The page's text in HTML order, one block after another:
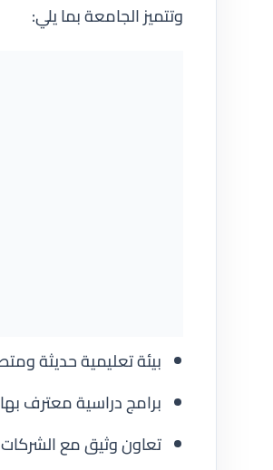
وتتميز الجامعة بما يلي:
بيئة تعليمية حديثة
برامج دراسية معترف بها
تعاون وثيق مع